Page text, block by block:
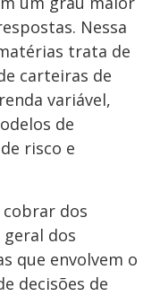
Nessa
trata de
carteiras de
variável,
de
risco e
dos
dos
que envolvem o
decisões de